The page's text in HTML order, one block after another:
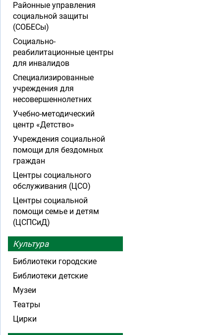
Районные управления
социальной защиты
(СОБЕСы)
Социально-
реабилитационные центры
для инвалидов
Специализированные
учреждения для
несовершеннолетних
Учебно-методический
центр «Детство»
Учреждения социальной
помощи для бездомных
граждан
Центры социального
обслуживания (ЦСО)
Центры социальной
помощи семье и детям
(ЦСПСиД)
Культура
Библиотеки городские
Библиотеки детские
Музеи
Театры
Цирки